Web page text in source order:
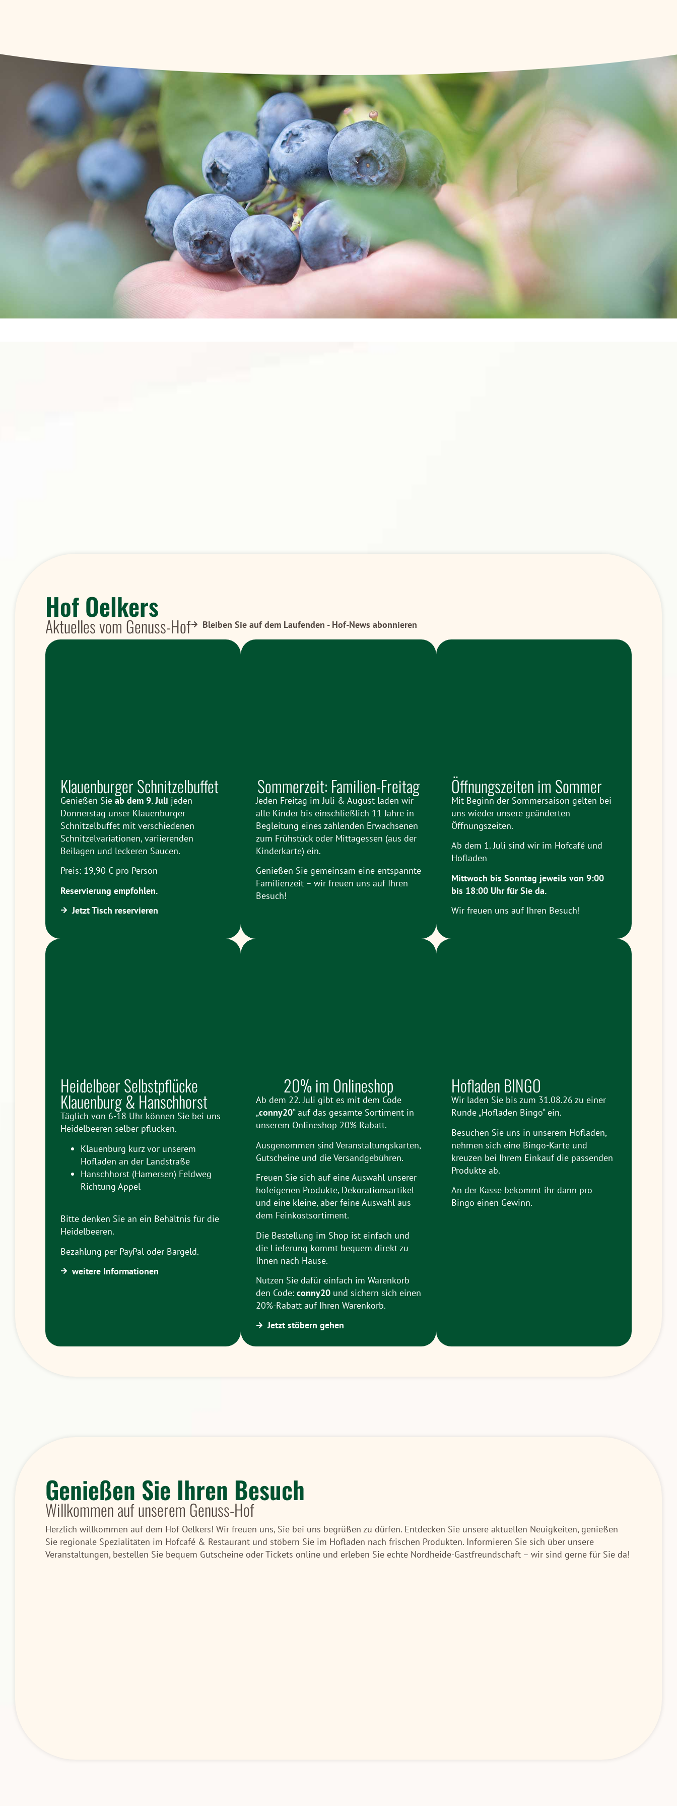
Hof Oelkers
Aktuelles vom Genuss-Hof Bleiben Sie auf dem Laufenden - Hof-News abonnieren
Klauenburger Schnitzelbuffet
Genießen Sie ab dem 9. Juli jeden
Donnerstag unser Klauenburger
Schnitzelbuffet mit verschiedenen
Schnitzelvariationen, variierenden
Beilagen und leckeren Saucen.
Preis: 19,90 € pro Person
Reservierung empfohlen.
Jetzt Tisch reservieren
Sommerzeit: Familien-Freitag
Jeden Freitag im Juli & August laden wir
alle Kinder bis einschließlich 11 Jahre in
Begleitung eines zahlenden Erwachsenen
zum Frühstück oder Mittagessen (aus der
Kinderkarte) ein.
Genießen Sie gemeinsam eine entspannte
Familienzeit – wir freuen uns auf Ihren
Besuch!
Öffnungszeiten im Sommer
Mit Beginn der Sommersaison gelten bei
uns wieder unsere geänderten
Öffnungszeiten.
Ab dem 1. Juli sind wir im Hofcafé und
Hofladen
Mittwoch bis Sonntag jeweils von 9:00
bis 18:00 Uhr für Sie da.
Wir freuen uns auf Ihren Besuch!
Heidelbeer Selbstpflücke
Klauenburg & Hanschhorst
Täglich von 6-18 Uhr können Sie bei uns
Heidelbeeren selber pflücken.
Klauenburg kurz vor unserem
Hofladen an der Landstraße
Hanschhorst (Hamersen) Feldweg
Richtung Appel
Bitte denken Sie an ein Behältnis für die
Heidelbeeren.
Bezahlung per PayPal oder Bargeld.
weitere Informationen
20% im Onlineshop
Ab dem 22. Juli gibt es mit dem Code
„conny20“ auf das gesamte Sortiment in
unserem Onlineshop 20% Rabatt.
Ausgenommen sind Veranstaltungskarten,
Gutscheine und die Versandgebühren.
Freuen Sie sich auf eine Auswahl unserer
hofeigenen Produkte, Dekorationsartikel
und eine kleine, aber feine Auswahl aus
dem Feinkostsortiment.
Die Bestellung im Shop ist einfach und
die Lieferung kommt bequem direkt zu
Ihnen nach Hause.
Nutzen Sie dafür einfach im Warenkorb
den Code: conny20 und sichern sich einen
20%-Rabatt auf Ihren Warenkorb.
Jetzt stöbern gehen
Hofladen BINGO
Wir laden Sie bis zum 31.08.26 zu einer
Runde „Hofladen Bingo“ ein.
Besuchen Sie uns in unserem Hofladen,
nehmen sich eine Bingo-Karte und
kreuzen bei Ihrem Einkauf die passenden
Produkte ab.
An der Kasse bekommt ihr dann pro
Bingo einen Gewinn.
Genießen Sie Ihren Besuch
Willkommen auf unserem Genuss-Hof
Herzlich willkommen auf dem Hof Oelkers! Wir freuen uns, Sie bei uns begrüßen zu dürfen. Entdecken Sie unsere aktuellen Neuigkeiten, genießen
Sie regionale Spezialitäten im Hofcafé & Restaurant und stöbern Sie im Hofladen nach frischen Produkten. Informieren Sie sich über unsere
Veranstaltungen, bestellen Sie bequem Gutscheine oder Tickets online und erleben Sie echte Nordheide-Gastfreundschaft – wir sind gerne für Sie da!